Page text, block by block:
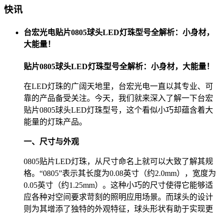
快讯
台宏光电贴片0805球头LED灯珠型号全解析：小身材，
大能量！
贴片0805球头LED灯珠型号全解析：小身材，大能量！
在LED灯珠的广阔天地里，台宏光电一直以其专业、可
靠的产品备受关注。今天，我们就来深入了解一下台宏
贴片0805球头LED灯珠型号，这个看似小巧却蕴含着大
能量的灯珠产品。
一、尺寸与外观
0805贴片LED灯珠，从尺寸命名上就可以大致了解其规
格。“0805”表示其长度为0.08英寸（约2.0mm），宽度为
0.05英寸（约1.25mm）。这种小巧的尺寸使得它能够适
应各种对空间要求苛刻的照明应用场景。而球头的设计
则为其增添了独特的外观特征，球头形状有助于实现更